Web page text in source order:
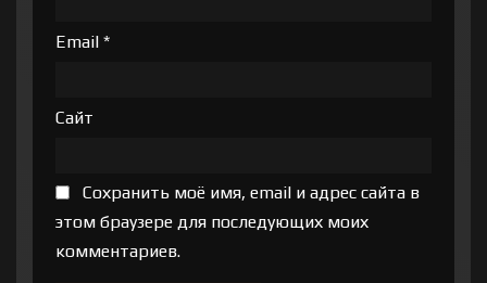
Email *
Сайт
Сохранить моё имя, email и адрес сайта в
этом браузере для последующих моих
комментариев.